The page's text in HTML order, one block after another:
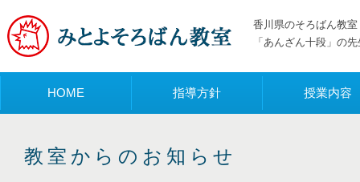
香川県のそろばん教
「あんざん十段」の
HOME 指導方針 授業内容
教室からのお知らせ